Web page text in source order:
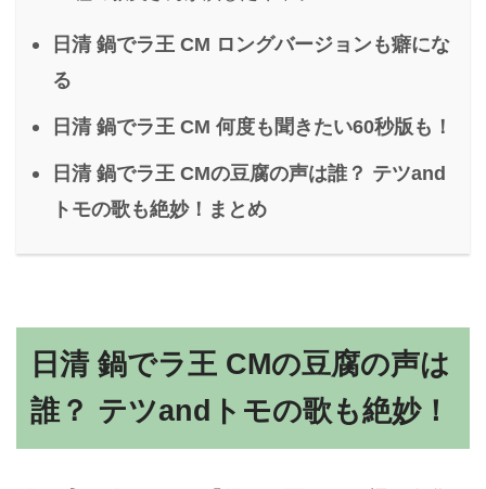
日清 鍋でラ王 CM ロングバージョンも癖にな
る
日清 鍋でラ王 CM 何度も聞きたい60秒版も！
日清 鍋でラ王 CMの豆腐の声は誰？ テツand
トモの歌も絶妙！まとめ
日清 鍋でラ王 CMの豆腐の声は
誰？ テツandトモの歌も絶妙！